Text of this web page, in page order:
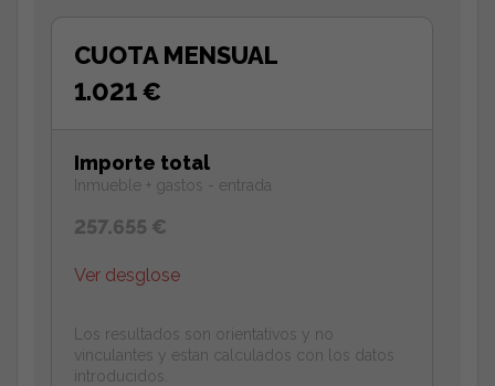
CUOTA MENSUAL
1.021 €
Importe total
Inmueble + gastos - entrada
257.655 €
Ver desglose
Los resultados son orientativos y no
vinculantes y estan calculados con los datos
introducidos.